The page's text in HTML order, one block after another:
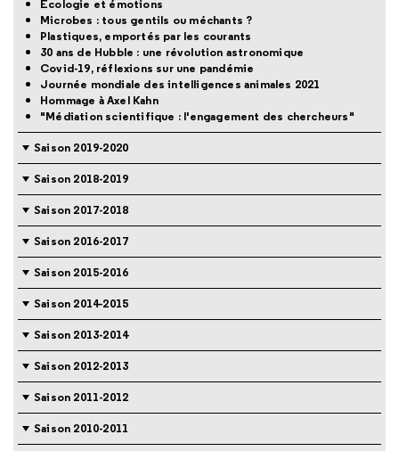
Ecologie et émotions
Microbes : tous gentils ou méchants ?
Plastiques, emportés par les courants
30 ans de Hubble : une révolution astronomique
Covid-19, réflexions sur une pandémie
Journée mondiale des intelligences animales 2021
Hommage à Axel Kahn
"Médiation scientifique : l'engagement des chercheurs"
Saison 2019-2020
Saison 2018-2019
Saison 2017-2018
Saison 2016-2017
Saison 2015-2016
Saison 2014-2015
Saison 2013-2014
Saison 2012-2013
Saison 2011-2012
Saison 2010-2011